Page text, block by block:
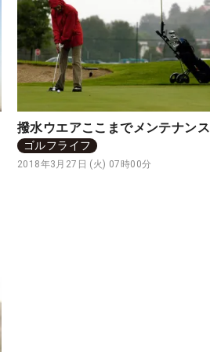
撥水ウエアここまでメンテナンス
ゴルフライフ
2018年3月27日 (火) 07時00分